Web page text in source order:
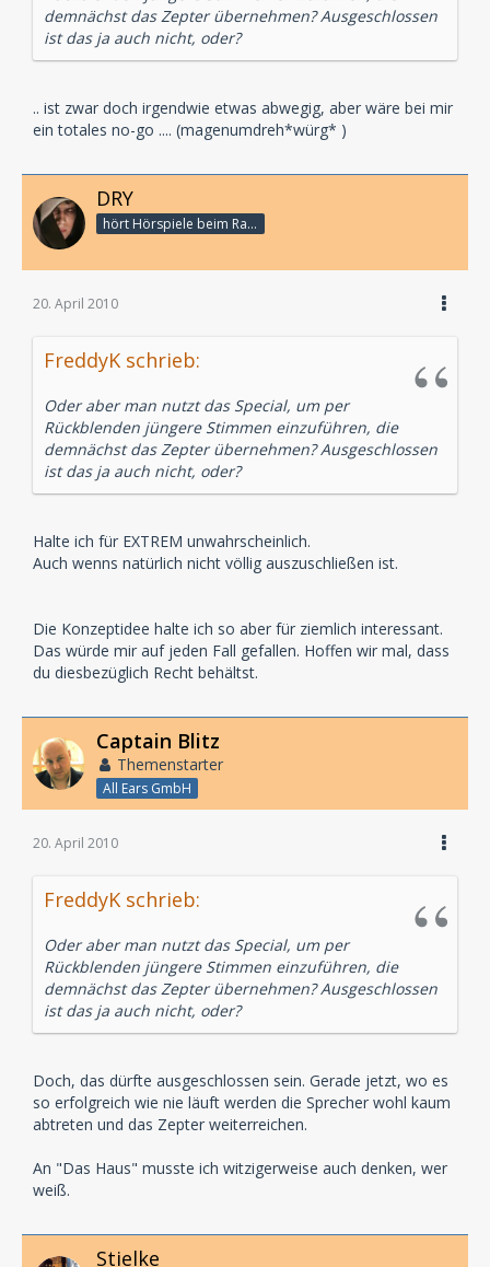
demnächst das Zepter übernehmen? Ausgeschlossen
ist das ja auch nicht, oder?
.. ist zwar doch irgendwie etwas abwegig, aber wäre bei mir
ein totales no-go .... (magenumdreh*würg* )
DRY
hört Hörspiele beim Rasenmähen
20. April 2010
FreddyK schrieb:
Oder aber man nutzt das Special, um per
Rückblenden jüngere Stimmen einzuführen, die
demnächst das Zepter übernehmen? Ausgeschlossen
ist das ja auch nicht, oder?
Halte ich für EXTREM unwahrscheinlich.
Auch wenns natürlich nicht völlig auszuschließen ist.
Die Konzeptidee halte ich so aber für ziemlich interessant.
Das würde mir auf jeden Fall gefallen. Hoffen wir mal, dass
du diesbezüglich Recht behältst.
Captain Blitz
Themenstarter
All Ears GmbH
20. April 2010
FreddyK schrieb:
Oder aber man nutzt das Special, um per
Rückblenden jüngere Stimmen einzuführen, die
demnächst das Zepter übernehmen? Ausgeschlossen
ist das ja auch nicht, oder?
Doch, das dürfte ausgeschlossen sein. Gerade jetzt, wo es
so erfolgreich wie nie läuft werden die Sprecher wohl kaum
abtreten und das Zepter weiterreichen.
An "Das Haus" musste ich witzigerweise auch denken, wer
weiß.
Stielke